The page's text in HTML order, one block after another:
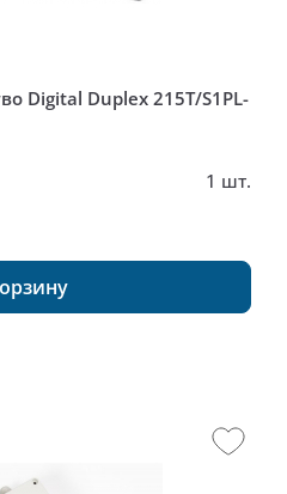
Digital Duplex 215Т/S1PL-
1 шт.